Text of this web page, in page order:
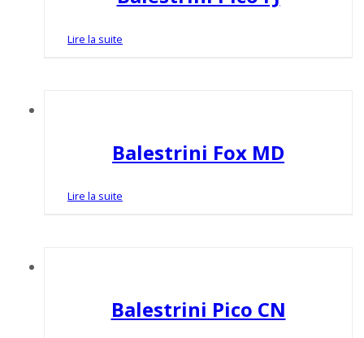
Lire la suite
Balestrini Fox MD
Lire la suite
Balestrini Pico CN